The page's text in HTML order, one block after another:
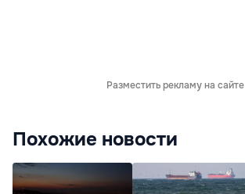
Разместить рекламу на сайте
Похожие новости